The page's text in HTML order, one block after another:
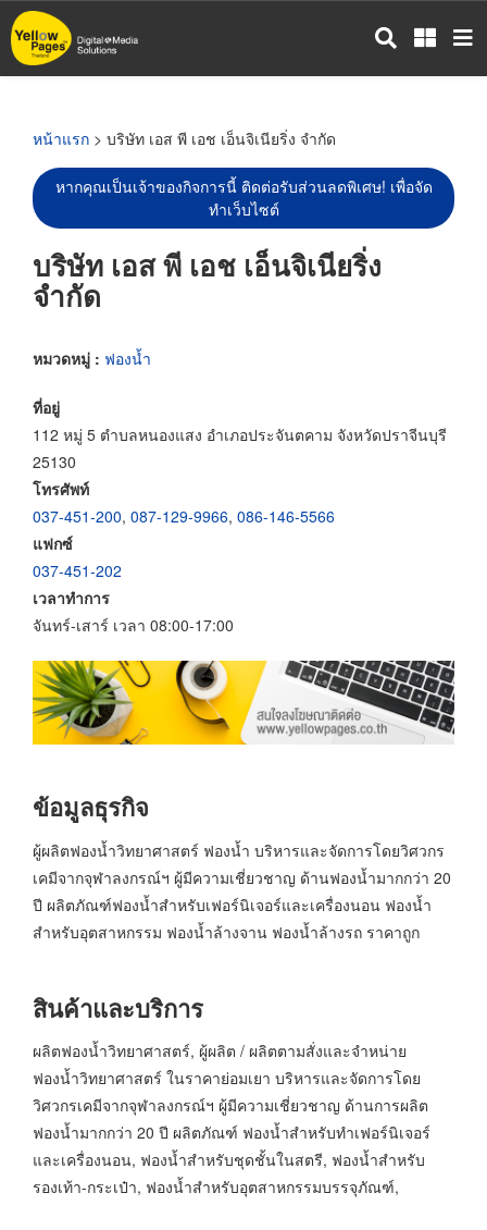
ข้าม
ไป
หน้าแรก > บริษัท เอส พี เอช เอ็นจิเนียริ่ง จำกัด
หากคุณเป็นเจ้าของกิจการนี้ ติดต่อรับส่วนลดพิเศษ! เพื่อจัด
ทำเว็บไซต์
บริษัท เอส พี เอช เอ็นจิเนียริ่ง
จำกัด
หมวดหมู่ : ฟองน้ำ
ที่อยู่
112 หมู่ 5 ตำบลหนองแสง อำเภอประจันตคาม จังหวัดปราจีนบุรี
25130
โทรศัพท์
037-451-200, 087-129-9966, 086-146-5566
แฟกซ์
037-451-202
เวลาทำการ
จันทร์-เสาร์ เวลา 08:00-17:00
ข้อมูลธุรกิจ
ผู้ผลิตฟองน้ำวิทยาศาสตร์ ฟองน้ำ บริหารและจัดการโดยวิศวกร
เคมีจากจุฬาลงกรณ์ฯ ผู้มีความเชี่ยวชาญ ด้านฟองน้ำมากกว่า 20
ปี ผลิตภัณฑ์ฟองน้ำสำหรับเฟอร์นิเจอร์และเครื่องนอน ฟองน้ำ
สำหรับอุตสาหกรรม ฟองน้ำล้างจาน ฟองน้ำล้างรถ ราคาถูก
สินค้าและบริการ
ผลิตฟองน้ำวิทยาศาสตร์, ผู้ผลิต / ผลิตตามสั่งและจำหน่าย
ฟองน้ำวิทยาศาสตร์ ในราคาย่อมเยา บริหารและจัดการโดย
วิศวกรเคมีจากจุฬาลงกรณ์ฯ ผู้มีความเชี่ยวชาญ ด้านการผลิต
ฟองน้ำมากกว่า 20 ปี ผลิตภัณฑ์ ฟองน้ำสำหรับทำเฟอร์นิเจอร์
และเครื่องนอน, ฟองน้ำสำหรับชุดชั้นในสตรี, ฟองน้ำสำหรับ
รองเท้า-กระเป๋า, ฟองน้ำสำหรับอุตสาหกรรมบรรจุภัณฑ์,